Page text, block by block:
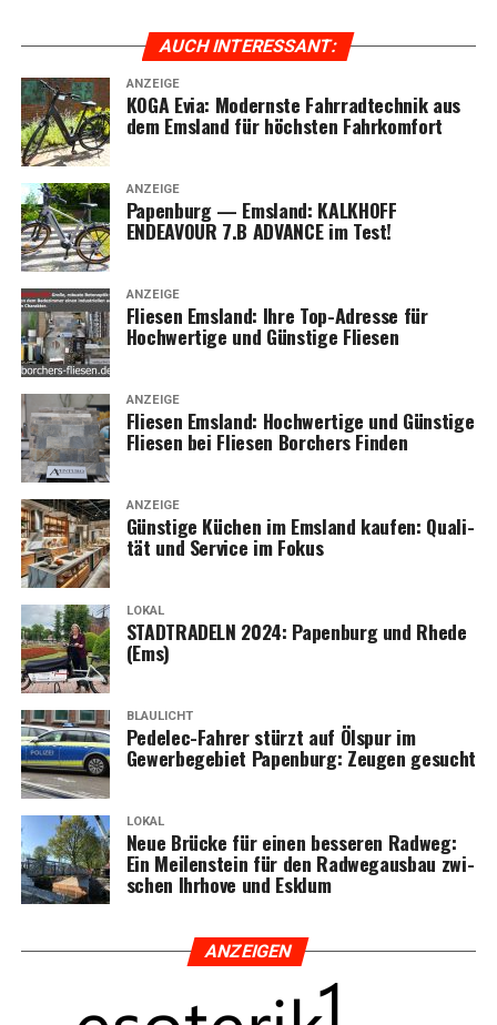
AUCH INTER­ES­SANT:
ANZEIGE
KOGA Evia: Moderns­te Fahr­rad­tech­nik aus
dem Ems­land für höchs­ten Fahrkomfort
ANZEIGE
Papen­burg — Ems­land: KALKHOFF
ENDEAVOUR 7.B ADVANCE im Test!
ANZEIGE
Flie­sen Ems­land: Ihre Top-Adres­se für
Hoch­wer­ti­ge und Güns­ti­ge Fliesen
ANZEIGE
Flie­sen Ems­land: Hoch­wer­ti­ge und Güns­ti­ge
Flie­sen bei Flie­sen Bor­chers Finden
ANZEIGE
Güns­ti­ge Küchen im Ems­land kau­fen: Qua­li­
tät und Ser­vice im Fokus
LOKAL
STADTRADELN 2024: Papen­burg und Rhe­de
(Ems)
BLAULICHT
Pedelec-Fah­rer stürzt auf Ölspur im
Gewer­be­ge­biet Papen­burg: Zeu­gen gesucht
LOKAL
Neue Brü­cke für einen bes­se­ren Rad­weg:
Ein Mei­len­stein für den Rad­weg­aus­bau zwi­
schen Ihr­ho­ve und Esklum
ANZEI­GEN